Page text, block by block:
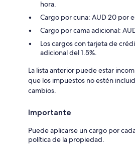
hora.
Cargo por cuna: AUD 20 por
Cargo por cama adicional:
Los cargos con tarjeta de
adicional del 1.5%.
La lista anterior puede estar
que los impuestos no estén
cambios.
Importante
Puede aplicarse un cargo por
política de la propiedad.